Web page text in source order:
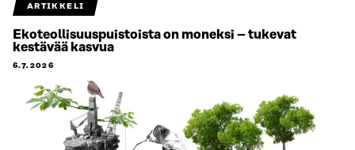
ARTIKKELI
Ekoteollisuuspuistoista on moneksi – tukevat
kestävää kasvua
6.7.2026